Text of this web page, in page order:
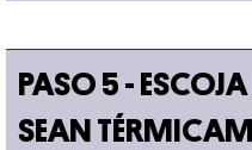
PASO 5 -
SEAN